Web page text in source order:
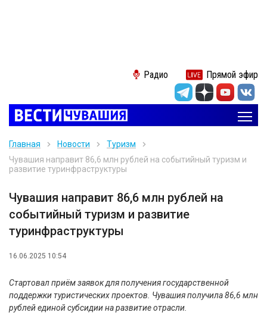
Радио Прямой эфир
Главная Новости
Туризм
Чувашия направит 86,6 млн рублей на событийный туризм и
развитие туринфраструктуры
Чувашия направит 86,6 млн рублей на
событийный туризм и развитие
туринфраструктуры
16.06.2025 10:54
Стартовал приём заявок для получения государственной
поддержки туристических проектов. Чувашия получила 86,6 млн
рублей единой субсидии на развитие отрасли.